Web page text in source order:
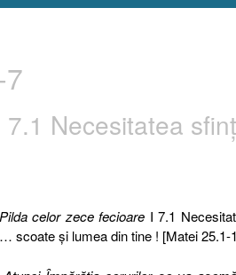
Necesitatea
Pilda celor zece fecioare I 7.1
… scoate şi lumea din tine ! [Matei 25.1-